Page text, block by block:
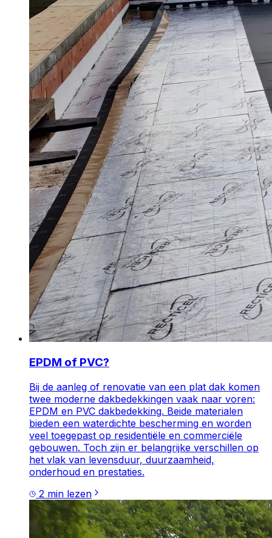
EPDM of PVC?
Bij de aanleg of renovatie van een plat dak komen
twee moderne dakbedekkingen vaak naar voren:
EPDM en PVC dakbedekking. Beide materialen
bieden een waterdichte bescherming en worden
veel toegepast op residentiële en commerciële
gebouwen. Toch zijn er belangrijke verschillen op
het vlak van levensduur, duurzaamheid,
onderhoud en prestaties.
2 min lezen